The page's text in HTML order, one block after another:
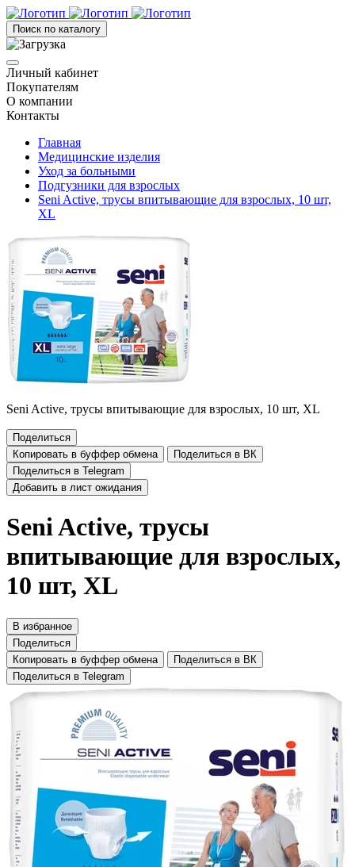
Поиск по каталогу
Личный кабинет
Покупателям
О компании
Контакты
Главная
Медицинские изделия
Уход за больными
Подгузники для взрослых
Seni Active, трусы впитывающие для взрослых, 10 шт,
XL
Seni Active, трусы впитывающие для взрослых, 10 шт, XL
Поделиться
Копировать в буффер обмена
Поделиться в ВК
Поделиться в Telegram
Добавить в лист ожидания
Seni Active, трусы
впитывающие для взрослых,
10 шт, XL
В избранное
Поделиться
Копировать в буффер обмена
Поделиться в ВК
Поделиться в Telegram